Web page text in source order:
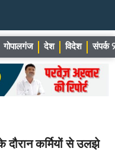
गोपालगंज देश विदेश संपर्क
दौरान कर्मियों से उलझे